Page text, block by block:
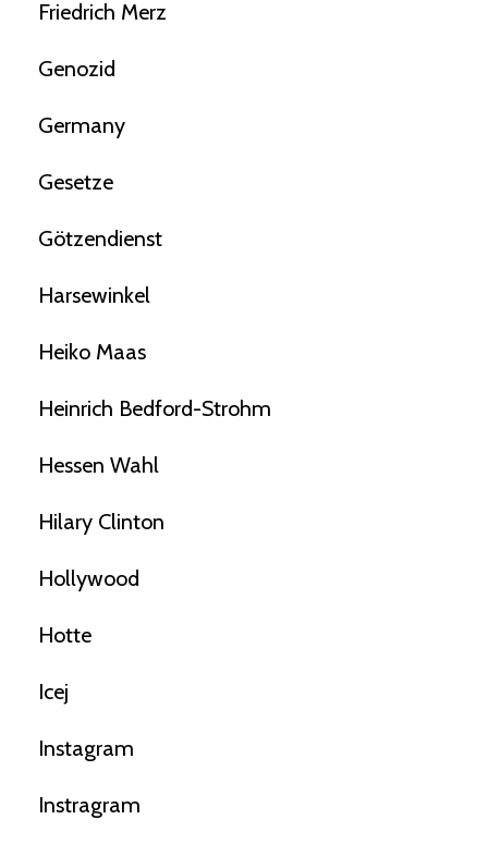
Friedrich Merz
Genozid
Germany
Gesetze
Götzendienst
Harsewinkel
Heiko Maas
Heinrich Bedford-Strohm
Hessen Wahl
Hilary Clinton
Hollywood
Hotte
Icej
Instagram
Instragram